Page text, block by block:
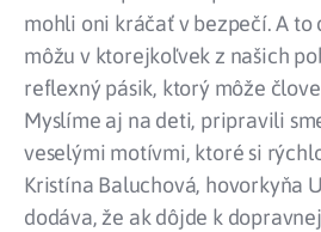
mohli oni kráčať v bezpečí. A to
môžu v ktorejkoľvek z našich
reflexný pásik, ktorý môže
Myslíme aj na deti, pripravili
veselými motívmi, ktoré si
Kristína Baluchová, hovorkyňa
dodáva, že ak dôjde k